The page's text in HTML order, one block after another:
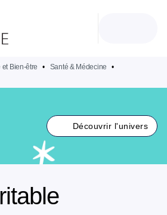
et Bien-être • Santé & Médecine
•
Découvrir l'univers